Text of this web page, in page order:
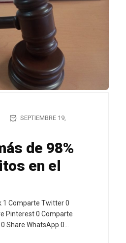
SEPTIEMBRE 19,
de 98%
en el
1 Comparte Twitter 0
Pinterest 0 Comparte
Share WhatsApp 0…